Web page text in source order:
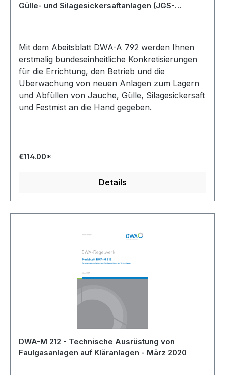
Gülle- und Silagesickersaftanlagen (JGS-
Mit dem Abeitsblatt DWA-A 792 werden Ihnen
erstmalig bundeseinheitliche Konkretisierungen
für die Errichtung, den Betrieb und die
Überwachung von neuen Anlagen zum Lagern
und Abfüllen von Jauche, Gülle, Silagesickersaft
und Festmist an die Hand gegeben.
€114.00*
Details
DWA-M 212 - Technische Ausrüstung von
Faulgasanlagen auf Kläranlagen - März 2020